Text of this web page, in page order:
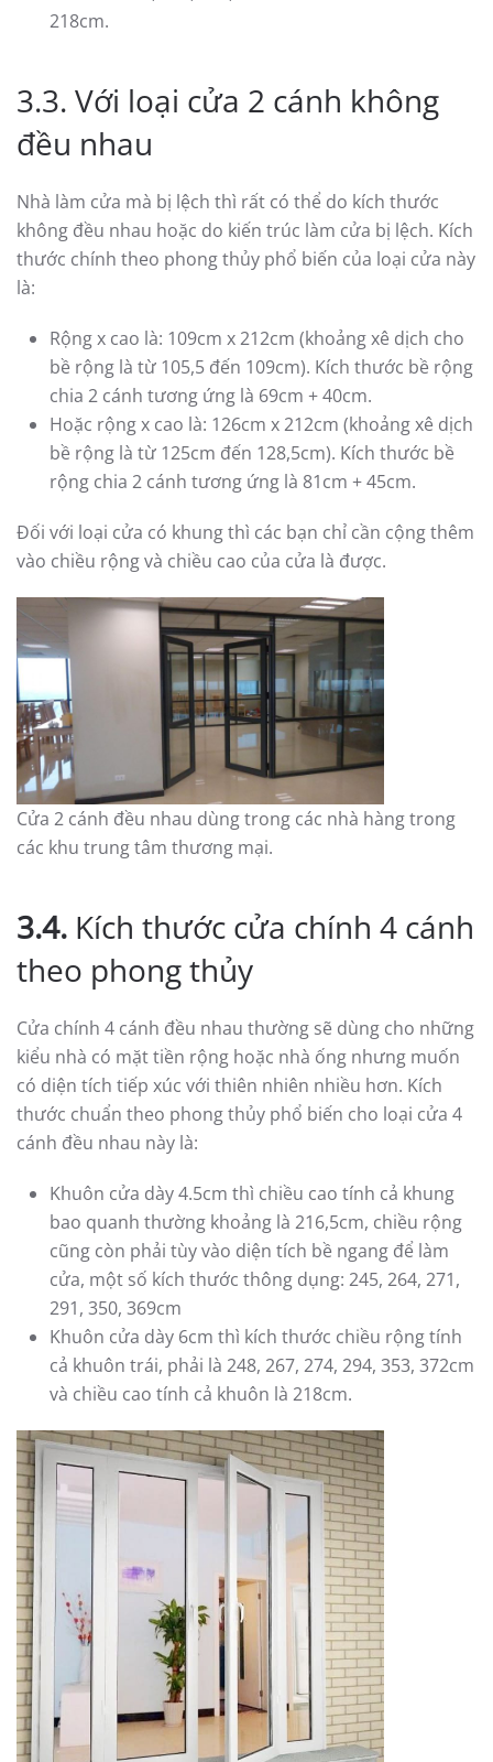
218cm.
3.3. Với loại cửa 2 cánh không
đều nhau
Nhà làm cửa mà bị lệch thì rất có thể do kích thước
không đều nhau hoặc do kiến trúc làm cửa bị lệch. Kích
thước chính theo phong thủy phổ biến của loại cửa này
là:
Rộng x cao là: 109cm x 212cm (khoảng xê dịch cho
bề rộng là từ 105,5 đến 109cm). Kích thước bề rộng
chia 2 cánh tương ứng là 69cm + 40cm.
Hoặc rộng x cao là: 126cm x 212cm (khoảng xê dịch
bề rộng là từ 125cm đến 128,5cm). Kích thước bề
rộng chia 2 cánh tương ứng là 81cm + 45cm.
Đối với loại cửa có khung thì các bạn chỉ cần cộng thêm
vào chiều rộng và chiều cao của cửa là được.
Cửa 2 cánh đều nhau dùng trong các nhà hàng trong
các khu trung tâm thương mại.
3.4. Kích thước cửa chính 4 cánh
theo phong thủy
Cửa chính 4 cánh đều nhau thường sẽ dùng cho những
kiểu nhà có mặt tiền rộng hoặc nhà ống nhưng muốn
có diện tích tiếp xúc với thiên nhiên nhiều hơn. Kích
thước chuẩn theo phong thủy phổ biến cho loại cửa 4
cánh đều nhau này là:
Khuôn cửa dày 4.5cm thì chiều cao tính cả khung
bao quanh thường khoảng là 216,5cm, chiều rộng
cũng còn phải tùy vào diện tích bề ngang để làm
cửa, một số kích thước thông dụng: 245, 264, 271,
291, 350, 369cm
Khuôn cửa dày 6cm thì kích thước chiều rộng tính
cả khuôn trái, phải là 248, 267, 274, 294, 353, 372cm
và chiều cao tính cả khuôn là 218cm.